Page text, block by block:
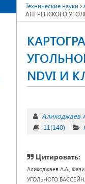
Технические науки
АНГРЕНСКОГО
NDVI И
Алиходжаев
11(140)
Цитировать:
Алиходжаев А.А.,
УГОЛЬНОГО